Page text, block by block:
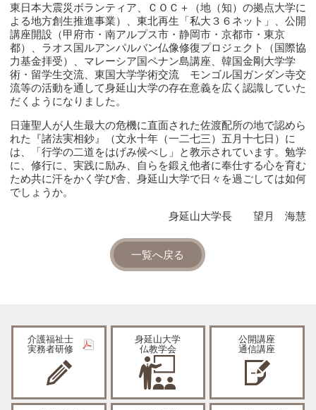
東日本大震災ボランティア、ＣＯＣ＋（地（知）の拠点大学に
よる地方創生推進事業）、東北再生「私大３６ネット」、公開
講座開設（甲府市・南アルプス市・静岡市・京都市・東京
都）、ラオス国ルアンパルバン仏像修復プロジェクト（国際協
力基金拝受）、マレーシア国ペナン島講座、韓国金剛大学学
術・留学生交流、東国大学学術交流 モンゴル国ガンダン寺交
流等の活動を通して身延山大学の存在意義を広く認識していた
だくようになりました。
日蓮聖人が人生最大の危機に直面された佐渡配所の地で認めら
れた『諸法実相鈔』（文永十年（一二七三）五月十七日）に
は、「行学の二道をはげみ候べし」と教示されています。勉学
に、修行に、実践に励み、自らを鍛え他者に奉仕する心を育む
ため共に汗をかく学び舎、身延山大学で日々を過ごしては如何
でしょうか。
身延山大学長 望月 海慧
一覧へ戻る
介護福祉士
実務者研修
身延山大学
仏教学会
公開講座
通信講座